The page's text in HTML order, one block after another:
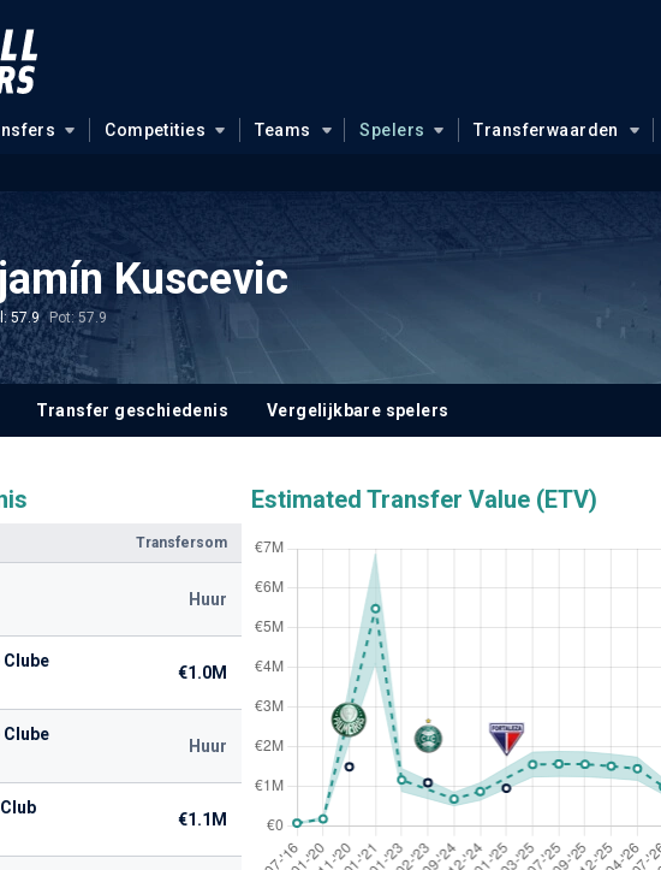
Competities Teams Spelers Transferwaarden
Kuscevic
57.9 Pot: 57.9
Transfer geschiedenis Vergelijkbare spelers
Transfersom
Huur
€1.0M
Huur
€1.1M
Estimated Transfer Value (ETV)